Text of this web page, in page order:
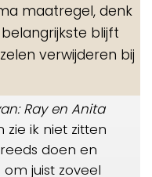
maatregel, denk
blijft
verwijderen bij
Ray en Anita
zie ik niet zitten
doen en
juist zoveel